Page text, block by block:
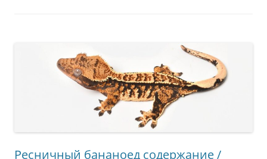
Ресничный бананоед содержание /